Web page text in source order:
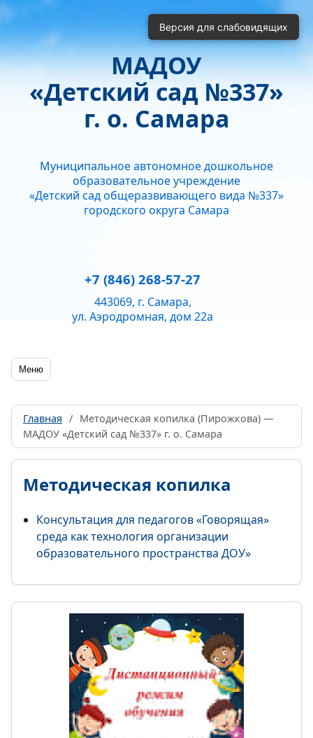
МАДОУ
«Детский сад №337»
г. о. Самара
Муниципальное автономное дошкольное
образовательное учреждение
«Детский сад общеразвивающего вида №337»
городского округа Самара
+7 (846) 268-57-27
443069, г. Самара,
ул. Аэродромная, дом 22а
Меню
Главная / Методическая копилка (Пирожкова) —
МАДОУ «Детский сад №337» г. о. Самара
Методическая копилка
Консультация для педагогов «Говорящая»
среда как технология организации
образовательного пространства ДОУ»
Версия для слабовидящих
Монохромные изображения
Отключить Flash
Кернинг
Стандартный Средний Большой
Интервал
Полуторный Двойной
Без засечек С засечками
Нормально